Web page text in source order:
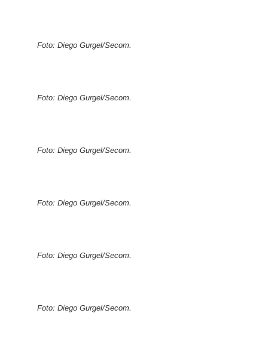
Foto: Diego Gurgel/Secom.
Foto: Diego Gurgel/Secom.
Foto: Diego Gurgel/Secom.
Foto: Diego Gurgel/Secom.
Foto: Diego Gurgel/Secom.
Foto: Diego Gurgel/Secom.